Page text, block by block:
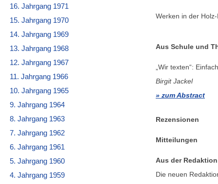
16. Jahrgang 1971
15. Jahrgang 1970
14. Jahrgang 1969
13. Jahrgang 1968
12. Jahrgang 1967
11. Jahrgang 1966
10. Jahrgang 1965
9. Jahrgang 1964
8. Jahrgang 1963
7. Jahrgang 1962
6. Jahrgang 1961
5. Jahrgang 1960
4. Jahrgang 1959
Werken in der
Aus Schule und
„Wir texten“:
Birgit Jackel
zum Abstract
Rezensionen
Mitteilungen
Aus der Redaktion
Die neuen